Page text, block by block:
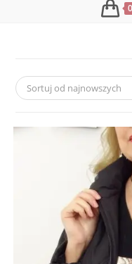
0
Sortuj od najnowszych